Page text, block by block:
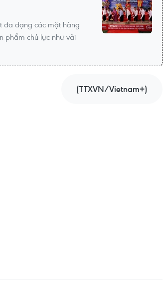
đa dạng các mặt hàng
phẩm chủ lực như vải
(TTXVN/Vietnam+)